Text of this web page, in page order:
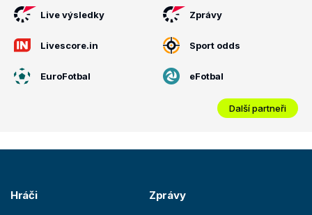
Live výsledky Zprávy
Livescore.in Sport odds
EuroFotbal eFotbal
Další partneři
Hráči Zprávy